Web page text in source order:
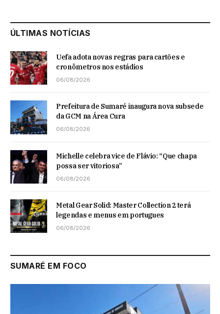
ÚLTIMAS NOTÍCIAS
Uefa adota novas regras para cartões e
cronômetros nos estádios
06/08/2026
Prefeitura de Sumaré inaugura nova subsede
da GCM na Área Cura
06/08/2026
Michelle celebra vice de Flávio: “Que chapa
possa ser vitoriosa”
06/08/2026
Metal Gear Solid: Master Collection 2 terá
legendas e menus em portugues
06/08/2026
SUMARÉ EM FOCO